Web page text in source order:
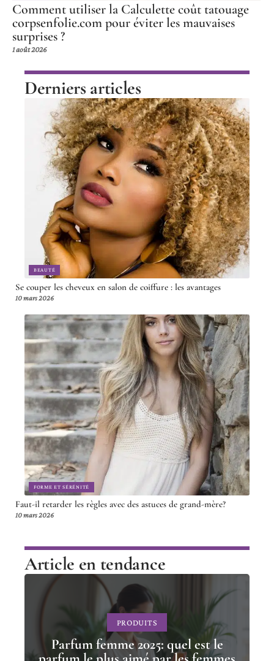
Comment utiliser la Calculette coût tatouage
corpsenfolie.com pour éviter les mauvaises
surprises ?
1 août 2026
Derniers articles
BEAUTÉ
Se couper les cheveux en salon de coiffure : les avantages
10 mars 2026
FORME ET SÉRÉNITÉ
Faut-il retarder les règles avec des astuces de grand-mère?
10 mars 2026
Article en tendance
PRODUITS
Parfum femme 2025: quel est le